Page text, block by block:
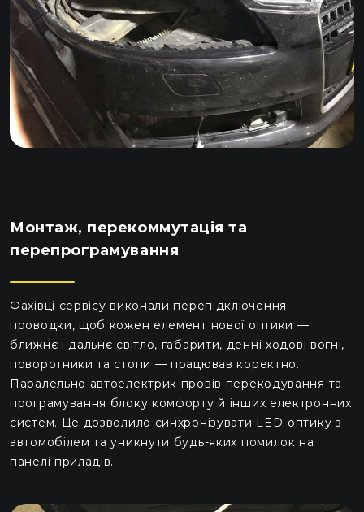
Монтаж, перекоммутація та
перепрограмування
Фахівці сервісу виконали перепідключення
проводки, щоб кожен елемент нової оптики —
ближнє і дальнє світло, габарити, денні ходові вогні,
поворотники та стопи — працював коректно.
Паралельно автоелектрик провів перекодування та
програмування блоку комфорту й інших електронних
систем. Це дозволило синхронізувати LED-оптику з
автомобілем та уникнути будь-яких помилок на
панелі приладів.